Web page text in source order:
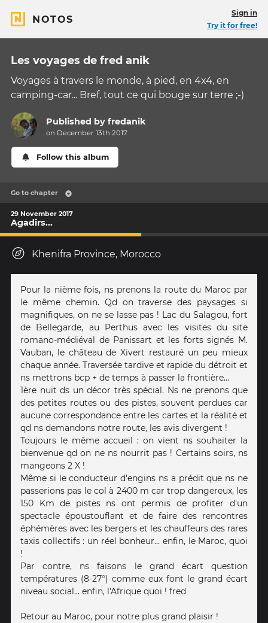
NOTOS
Sign in
Try it for free!
Les voyages de fred anik
Voyages à travers le monde, à pied, en 4x4, en
camping-car... Bref, tout ce qui bouge sur terre ;-)
Published byfredanik
on December 13th 2017
Follow this album
Go to chapter
29 November 2017
Agadirs...
Khenifra Province, Morocco
Pour la nième fois, ns prenons la route du Maroc par
le même chemin. Qd on traverse des paysages si
magnifiques, on ne se lasse pas ! Lac du Salagou, fort
de Bellegarde, au Perthus avec les visites du site
romano-médiéval de Panissart et les forts signés M.
Vauban, le château de Xivert restauré un peu mieux
chaque année. Traversée tardive et rapide du détroit et
ns mettrons bcp + de temps à passer la frontière...
1ère nuit ds un décor très spécial. Ns ne prenons que
des petites routes ou des pistes, souvent perdues car
aucune correspondance entre les cartes et la réalité et
qd ns demandons notre route, les avis divergent !
Toujours le même accueil : on vient ns souhaiter la
bienvenue qd on ne ns nourrit pas ! Certains soirs, ns
mangeons 2 X !
Même si le conducteur d'engins ns a prédit que ns ne
passerions pas le col à 2400 m car trop dangereux, les
150 Km de pistes ns ont permis de profiter d'un
spectacle époustouflant et de faire des rencontres
éphémères avec les bergers et les chauffeurs des rares
taxis collectifs : un réel bonheur... enfin, le Maroc, quoi
!
Par contre, ns faisons le grand écart question
températures (8-27°) comme eux font le grand écart
niveau social... enfin, l'Afrique quoi ! fred
Retour au Maroc, pour notre plus grand plaisir !